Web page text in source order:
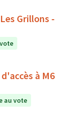
Grillons -
à M6
au vote